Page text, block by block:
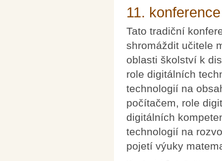
11.
Tato tradiční
shromáždit učitele
oblasti školství k
role digitálních
technologií na
počítačem, role
digitálních
technologií na
pojetí výuky